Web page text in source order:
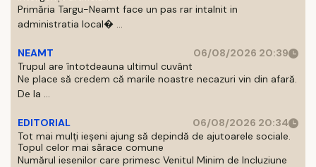
Primăria Targu-Neamt face un pas rar intalnit in
administratia local� ...
NEAMT
06/08/2026 20:39
Trupul are întotdeauna ultimul cuvânt
Ne place să credem că marile noastre necazuri vin din afară.
De la ...
EDITORIAL
06/08/2026 20:34
Tot mai mulți ieșeni ajung să depindă de ajutoarele sociale.
Topul celor mai sărace comune
Numărul iesenilor care primesc Venitul Minim de Incluziune